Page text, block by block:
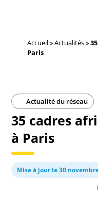
Accueil»Actualités»
Paris
Actualité du réseau
35 cadres
à Paris
Mise à jour le 30